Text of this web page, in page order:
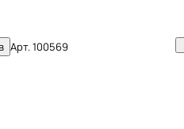
Арт.100569